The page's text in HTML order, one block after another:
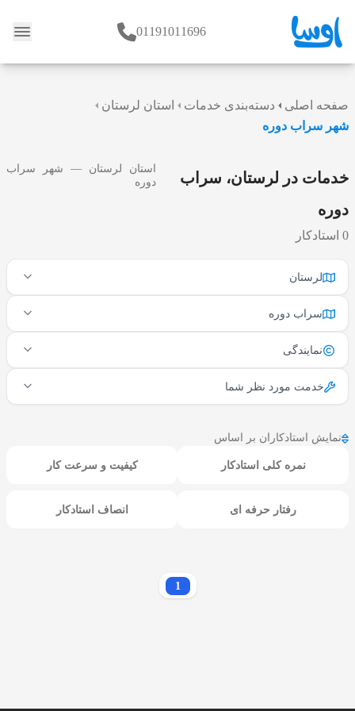
وبلاگ 01191011696
صفحه اصلی دسته‌بندی خدمات
استان لرستان
شهر سراب دوره
خدمات در لرستان، سراب
دوره
0 استادکار
استان لرستان — شهر سراب
دوره
لرستان
سراب دوره
نمایندگی
خدمت مورد نظر شما
نمایش استادکاران بر اساس
نمره کلی استادکار کیفیت و سرعت کار
رفتار حرفه ای انصاف استادکار
1